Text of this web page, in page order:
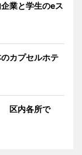
業と学生のeス
カプセルホテ
区内各所で